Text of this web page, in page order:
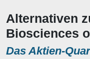
Alternativen
Biosciences
Das Aktien-